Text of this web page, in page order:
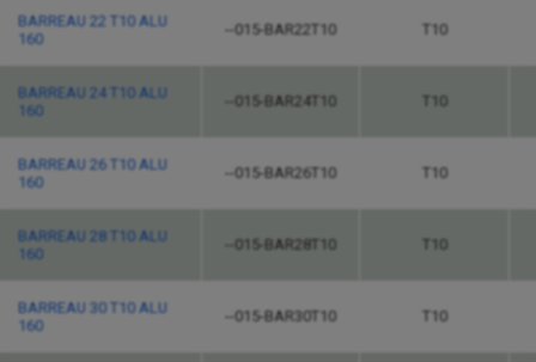
BARREAU 22 T10 ALU
160
--015-BAR22T10 T10
BARREAU 24 T10 ALU
160
--015-BAR24T10
BARREAU 26 T10 ALU
160
--015-BAR26T10 T10
BARREAU 28 T10 ALU
160
--015-BAR28T10
BARREAU 30 T10 ALU
160
--015-BAR30T10 T10